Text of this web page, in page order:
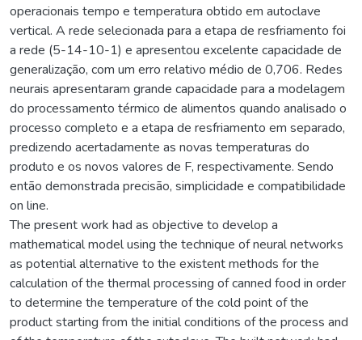
operacionais tempo e temperatura obtido em autoclave
vertical. A rede selecionada para a etapa de resfriamento foi
a rede (5-14-10-1) e apresentou excelente capacidade de
generalização, com um erro relativo médio de 0,706. Redes
neurais apresentaram grande capacidade para a modelagem
do processamento térmico de alimentos quando analisado o
processo completo e a etapa de resfriamento em separado,
predizendo acertadamente as novas temperaturas do
produto e os novos valores de F, respectivamente. Sendo
então demonstrada precisão, simplicidade e compatibilidade
on line.
The present work had as objective to develop a
mathematical model using the technique of neural networks
as potential alternative to the existent methods for the
calculation of the thermal processing of canned food in order
to determine the temperature of the cold point of the
product starting from the initial conditions of the process and